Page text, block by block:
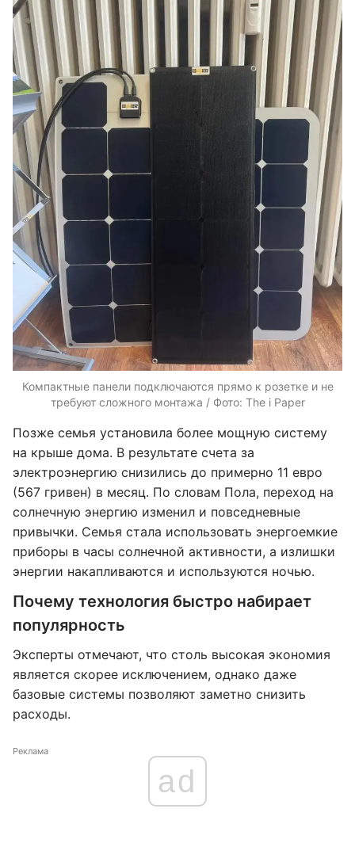
Компактные панели подключаются прямо к розетке и не
требуют сложного монтажа / Фото: The i Paper
Позже семья установила более мощную систему
на крыше дома. В результате счета за
электроэнергию снизились до примерно 11 евро
(567 гривен) в месяц. По словам Пола, переход на
солнечную энергию изменил и повседневные
привычки. Семья стала использовать энергоемкие
приборы в часы солнечной активности, а излишки
энергии накапливаются и используются ночью.
Почему технология быстро набирает
популярность
Эксперты отмечают, что столь высокая экономия
является скорее исключением, однако даже
базовые системы позволяют заметно снизить
расходы.
Реклама
ad